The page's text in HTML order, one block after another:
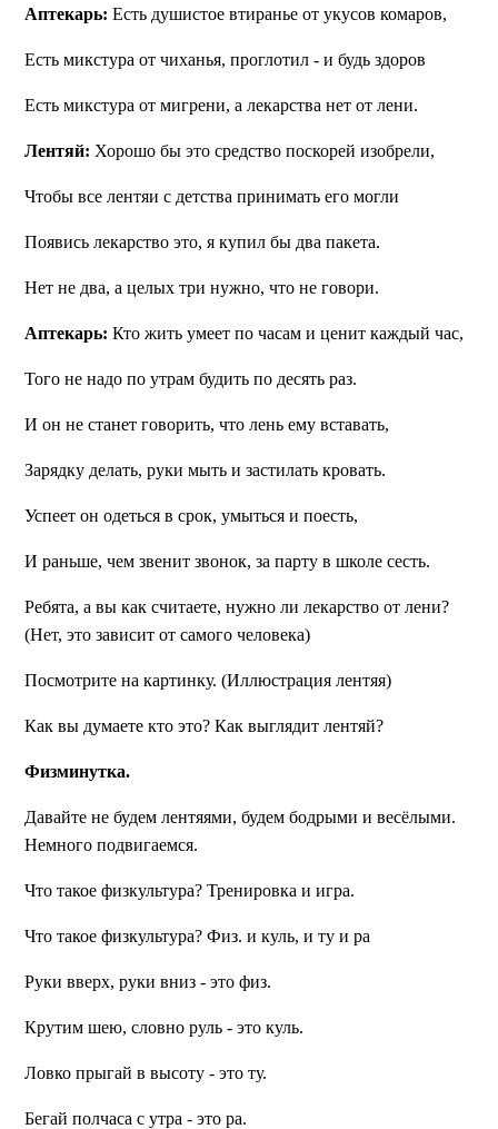
Аптекарь: Есть душистое втиранье от укусов комаров,
Есть микстура от чиханья, проглотил - и будь здоров
Есть микстура от мигрени, а лекарства нет от лени.
Лентяй: Хорошо бы это средство поскорей изобрели,
Чтобы все лентяи с детства принимать его могли
Появись лекарство это, я купил бы два пакета.
Нет не два, а целых три нужно, что не говори.
Аптекарь: Кто жить умеет по часам и ценит каждый час,
Того не надо по утрам будить по десять раз.
И он не станет говорить, что лень ему вставать,
Зарядку делать, руки мыть и застилать кровать.
Успеет он одеться в срок, умыться и поесть,
И раньше, чем звенит звонок, за парту в школе сесть.
Ребята, а вы как считаете, нужно ли лекарство от лени?
(Нет, это зависит от самого человека)
Посмотрите на картинку. (Иллюстрация лентяя)
Как вы думаете кто это? Как выглядит лентяй?
Физминутка.
Давайте не будем лентяями, будем бодрыми и весёлыми.
Немного подвигаемся.
Что такое физкультура? Тренировка и игра.
Что такое физкультура? Физ. и куль, и ту и ра
Руки вверх, руки вниз - это физ.
Крутим шею, словно руль - это куль.
Ловко прыгай в высоту - это ту.
Бегай полчаса с утра - это ра.